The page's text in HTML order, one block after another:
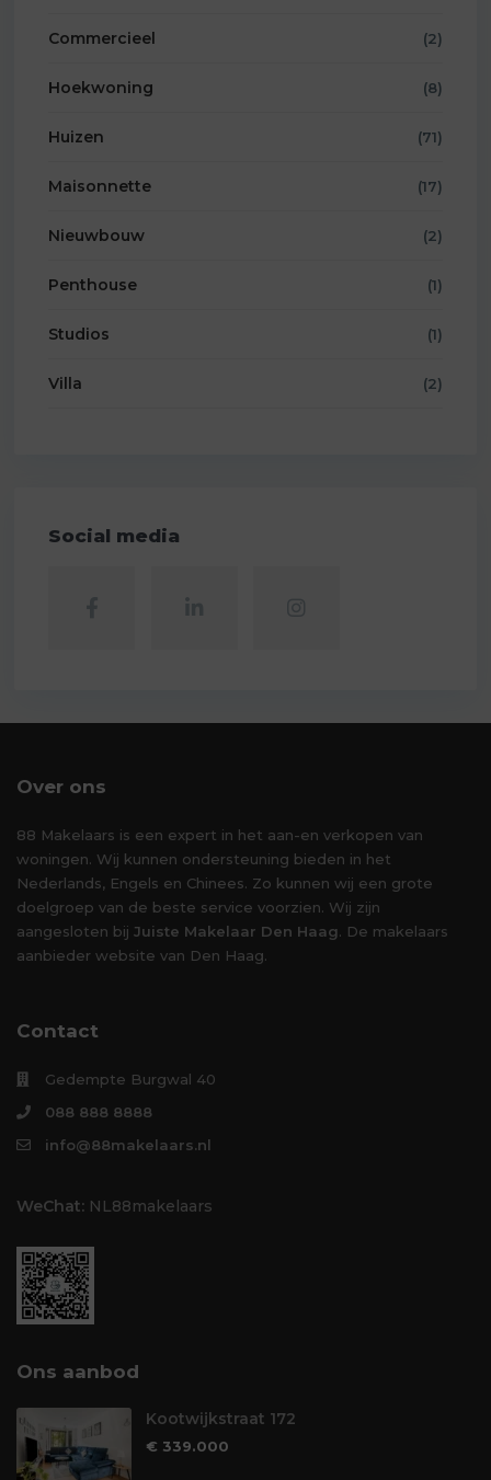
Commercieel (2)
Hoekwoning (8)
Huizen (71)
Maisonnette (17)
Nieuwbouw (2)
Penthouse (1)
Studios (1)
Villa (2)
Social media
Over ons
88 Makelaars is een expert in het aan-en verkopen van
woningen. Wij kunnen ondersteuning bieden in het
Nederlands, Engels en Chinees. Zo kunnen wij een grote
doelgroep van de beste service voorzien. Wij zijn
aangesloten bij Juiste Makelaar Den Haag. De makelaars
aanbieder website van Den Haag.
Contact
Gedempte Burgwal 40
088 888 8888
info@88makelaars.nl
WeChat: NL88makelaars
Ons aanbod
Kootwijkstraat 172
€ 339.000